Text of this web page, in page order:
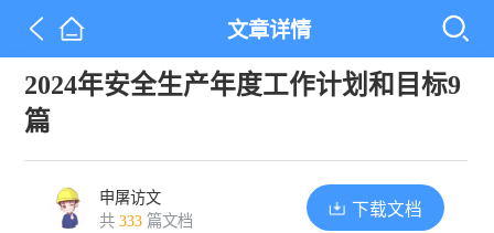
文章详情
2024年安全生产年度工作计划和目标9
篇
申屠访文
共 333 篇文档
下载文档